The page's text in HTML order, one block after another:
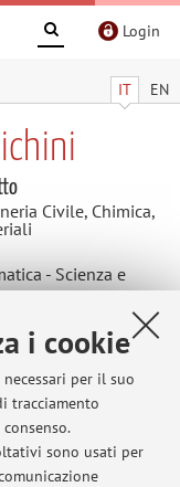
i cookie
per il suo
tracciamento
sono usati per
Login
IT EN
Civile, Chimica,
- Scienza e